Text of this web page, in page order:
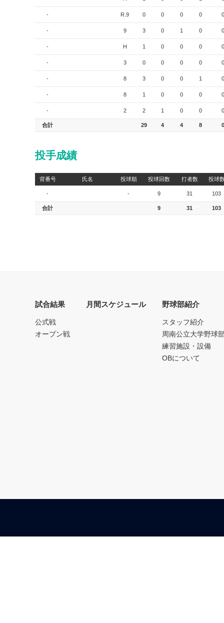
- R.9 0 0 0 0 0
- 9 3 0 1 0 0
- H 1 0 0 0 0
- 3 0 0 0 0 0
- 8 3 0 0 1 0
- 8 1 0 0 0 0
- 2 2 1 0 0 0
合計 29 4 4 8 0
投手成績
背番号 氏名 投球順 投球回数 打者数 投球
- - 9 31 103
合計 9 31 103
試合結果
公式戦
オープン戦
月間スケジュール 野球部紹介
スタッフ紹介
周南公立大学野球
練習施設・設備
OBについて